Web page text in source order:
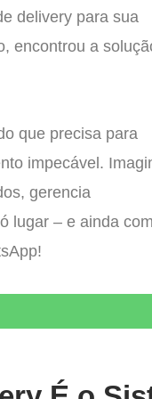
delivery para sua
encontrou a
que precisa para
impecável.
gerencia
lugar – e ainda